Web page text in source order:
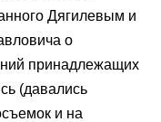
Дягилевым и
о
принадлежащих
(давались
и на